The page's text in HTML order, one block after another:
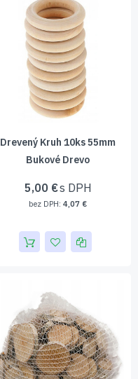
Drevený Kruh 10ks 55mm
Bukové Drevo
5,00 €
4,07 €